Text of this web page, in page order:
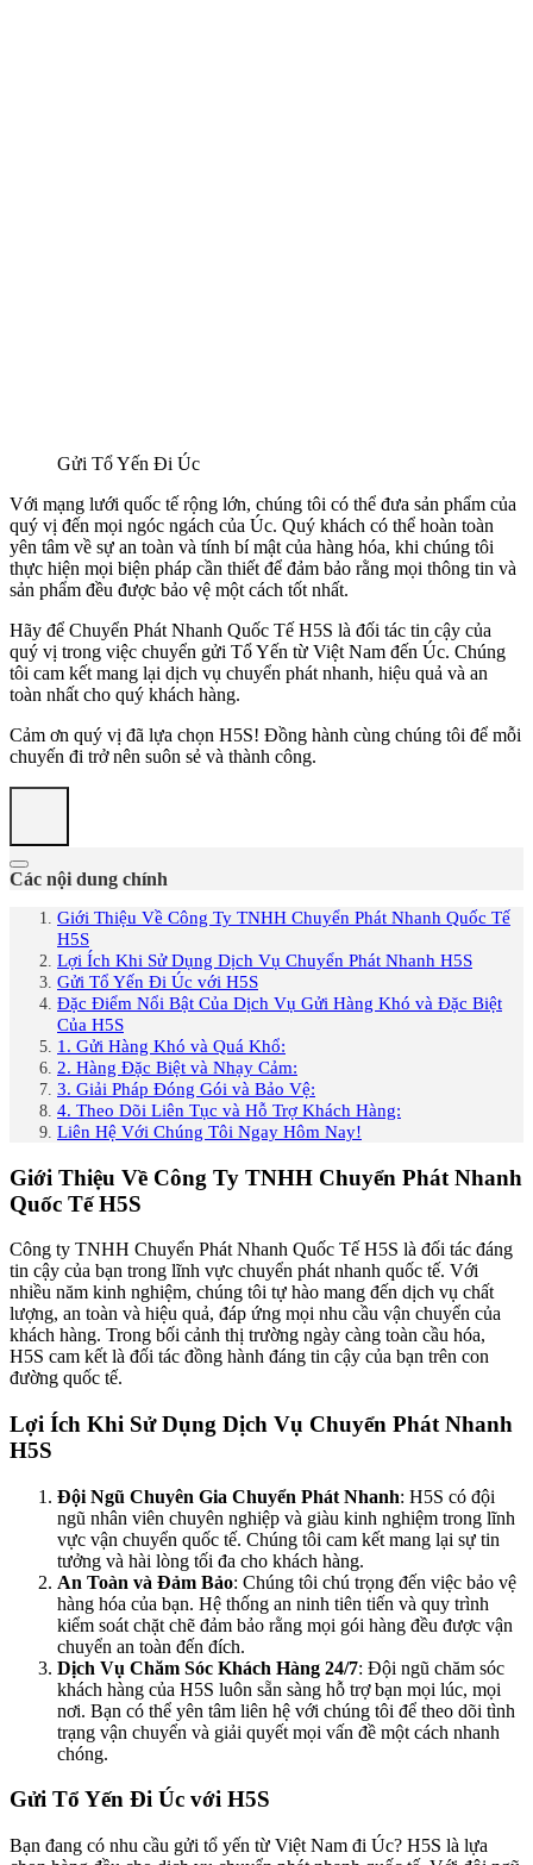
Gửi Tổ Yến Đi Úc
Với mạng lưới quốc tế rộng lớn, chúng tôi có thể đưa sản phẩm của
quý vị đến mọi ngóc ngách của Úc. Quý khách có thể hoàn toàn
yên tâm về sự an toàn và tính bí mật của hàng hóa, khi chúng tôi
thực hiện mọi biện pháp cần thiết để đảm bảo rằng mọi thông tin và
sản phẩm đều được bảo vệ một cách tốt nhất.
Hãy để Chuyển Phát Nhanh Quốc Tế H5S là đối tác tin cậy của
quý vị trong việc chuyển gửi Tổ Yến từ Việt Nam đến Úc. Chúng
tôi cam kết mang lại dịch vụ chuyển phát nhanh, hiệu quả và an
toàn nhất cho quý khách hàng.
Cảm ơn quý vị đã lựa chọn H5S! Đồng hành cùng chúng tôi để mỗi
chuyến đi trở nên suôn sẻ và thành công.
Các nội dung chính
Giới Thiệu Về Công Ty TNHH Chuyển Phát Nhanh Quốc Tế
H5S
Lợi Ích Khi Sử Dụng Dịch Vụ Chuyển Phát Nhanh H5S
Gửi Tổ Yến Đi Úc với H5S
Đặc Điểm Nổi Bật Của Dịch Vụ Gửi Hàng Khó và Đặc Biệt
Của H5S
1. Gửi Hàng Khó và Quá Khổ:
2. Hàng Đặc Biệt và Nhạy Cảm:
3. Giải Pháp Đóng Gói và Bảo Vệ:
4. Theo Dõi Liên Tục và Hỗ Trợ Khách Hàng:
Liên Hệ Với Chúng Tôi Ngay Hôm Nay!
Giới Thiệu Về Công Ty TNHH Chuyển Phát Nhanh
Quốc Tế H5S
Công ty TNHH Chuyển Phát Nhanh Quốc Tế H5S là đối tác đáng
tin cậy của bạn trong lĩnh vực chuyển phát nhanh quốc tế. Với
nhiều năm kinh nghiệm, chúng tôi tự hào mang đến dịch vụ chất
lượng, an toàn và hiệu quả, đáp ứng mọi nhu cầu vận chuyển của
khách hàng. Trong bối cảnh thị trường ngày càng toàn cầu hóa,
H5S cam kết là đối tác đồng hành đáng tin cậy của bạn trên con
đường quốc tế.
Lợi Ích Khi Sử Dụng Dịch Vụ Chuyển Phát Nhanh
H5S
Đội Ngũ Chuyên Gia Chuyển Phát Nhanh: H5S có đội
ngũ nhân viên chuyên nghiệp và giàu kinh nghiệm trong lĩnh
vực vận chuyển quốc tế. Chúng tôi cam kết mang lại sự tin
tưởng và hài lòng tối đa cho khách hàng.
An Toàn và Đảm Bảo: Chúng tôi chú trọng đến việc bảo vệ
hàng hóa của bạn. Hệ thống an ninh tiên tiến và quy trình
kiểm soát chặt chẽ đảm bảo rằng mọi gói hàng đều được vận
chuyển an toàn đến đích.
Dịch Vụ Chăm Sóc Khách Hàng 24/7: Đội ngũ chăm sóc
khách hàng của H5S luôn sẵn sàng hỗ trợ bạn mọi lúc, mọi
nơi. Bạn có thể yên tâm liên hệ với chúng tôi để theo dõi tình
trạng vận chuyển và giải quyết mọi vấn đề một cách nhanh
chóng.
Gửi Tổ Yến Đi Úc với H5S
Bạn đang có nhu cầu gửi tổ yến từ Việt Nam đi Úc? H5S là lựa